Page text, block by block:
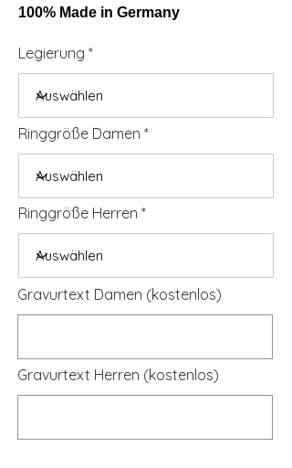
100% Made in Germany
Legierung
Ringgröße Damen
Ringgröße Herren
Gravurtext Damen (kostenlos)
Gravurtext Herren (kostenlos)